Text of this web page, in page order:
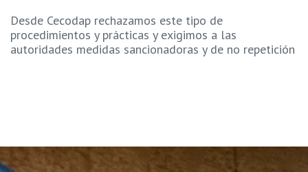
Desde Cecodap rechazamos este tipo de
procedimientos y prácticas y exigimos a las
autoridades medidas sancionadoras y de no repetición